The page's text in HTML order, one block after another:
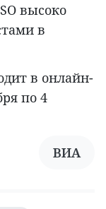
высоко
в
в онлайн-
по 4
ВИА